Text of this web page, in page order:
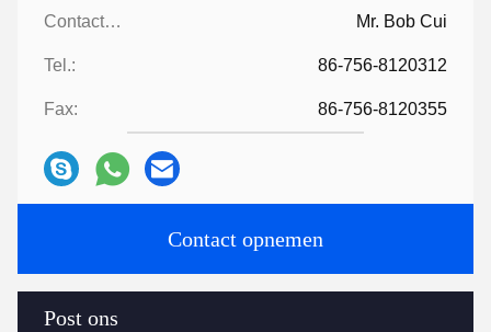
Contactpersonen: Mr. Bob Cui
Tel.: 86-756-8120312
Fax: 86-756-8120355
Contact opnemen
Post ons